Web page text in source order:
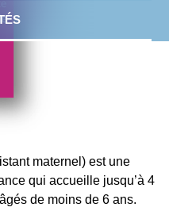
de la mairie
Zéro
la population
Sans
de
ménagères
maternel) est une
qui accueille jusqu’à 4
de moins de 6 ans.